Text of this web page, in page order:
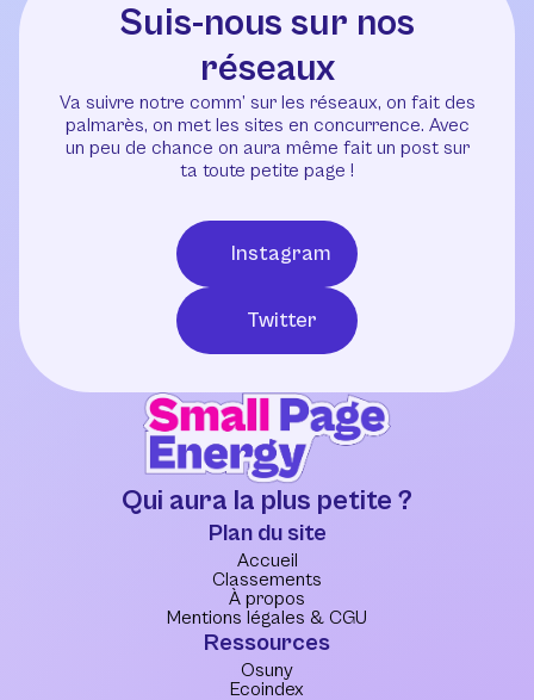
Suis-nous sur nos
réseaux
Va suivre notre comm’ sur les réseaux, on fait des
palmarès, on met les sites en concurrence. Avec
un peu de chance on aura même fait un post sur
ta toute petite page !
Instagram
Twitter
Qui aura la plus petite ?
Plan du site
Accueil
Classements
À propos
Mentions légales & CGU
Ressources
Osuny
Ecoindex